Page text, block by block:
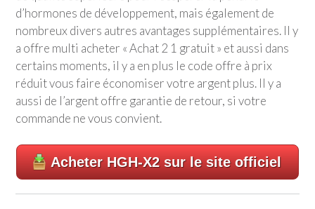
d’hormones de développement, mais également de
nombreux divers autres avantages supplémentaires. Il y
a offre multi acheter « Achat 2 1 gratuit » et aussi dans
certains moments, il y a en plus le code offre à prix
réduit vous faire économiser votre argent plus. Il y a
aussi de l’argent offre garantie de retour, si votre
commande ne vous convient.
Acheter HGH-X2 sur le site officiel